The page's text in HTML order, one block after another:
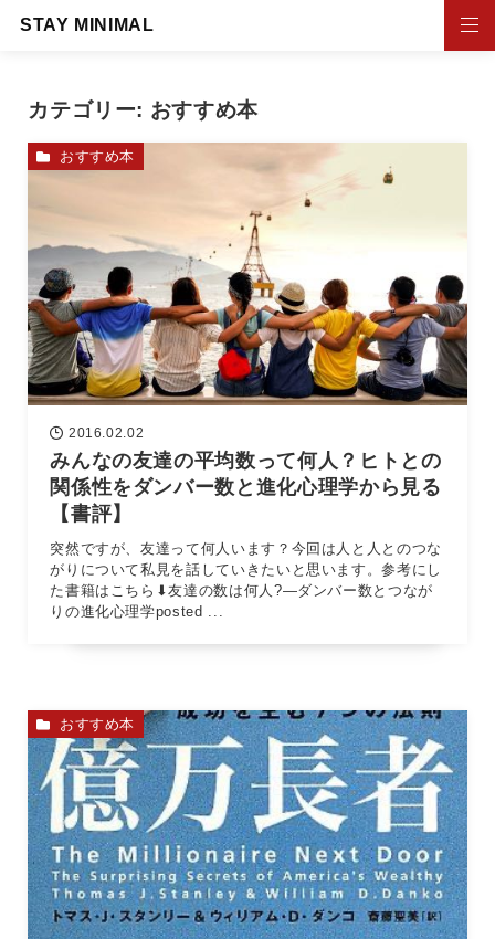
STAY MINIMAL
カテゴリー: おすすめ本
2016.02.02
みんなの友達の平均数って何人？ヒトとの
関係性をダンバー数と進化心理学から見る
【書評】
突然ですが、友達って何人います？今回は人と人とのつな
がりについて私見を話していきたいと思います。参考にし
た書籍はこちら⬇︎友達の数は何人?―ダンバー数とつなが
りの進化心理学posted ...
おすすめ本
おすすめ本